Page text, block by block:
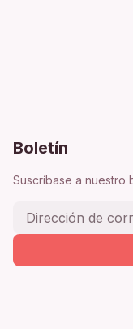
Boletín
Suscríbase a nuestro